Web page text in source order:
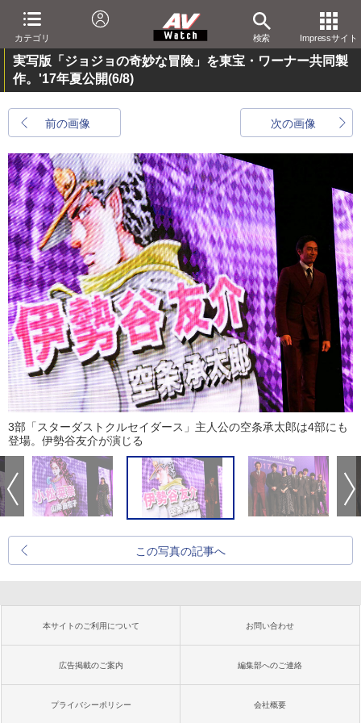
カテゴリ 検索 Impressサイト
実写版「ジョジョの奇妙な冒険」を東宝・ワーナー共同製
作。'17年夏公開(6/8)
前の画像 次の画像
3部「スターダストクルセイダース」主人公の空条承太郎は4部にも
登場。伊勢谷友介が演じる
この写真の記事へ
本サイトのご利用について お問い合わせ
広告掲載のご案内 編集部へのご連絡
プライバシーポリシー 会社概要